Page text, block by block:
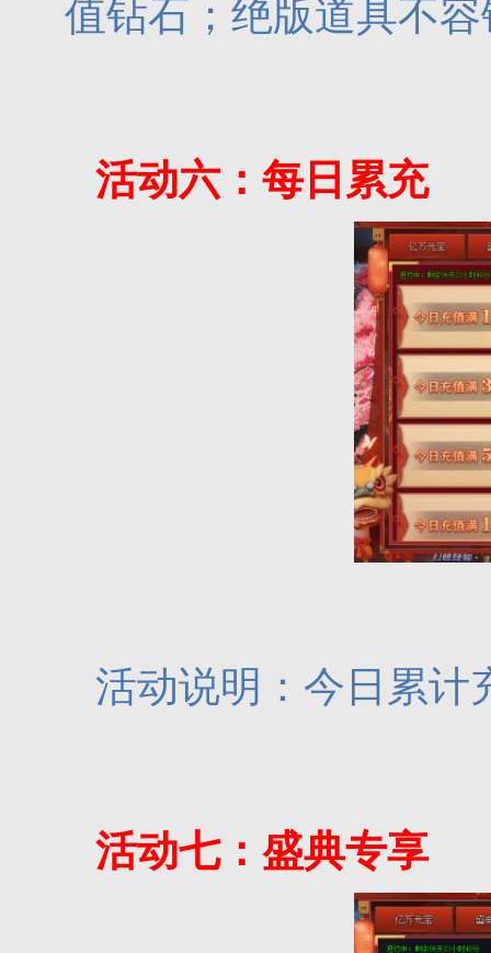
值钻石；绝版道具不
活动六：每日累充
活动说明：今日累计
活动七：盛典专享